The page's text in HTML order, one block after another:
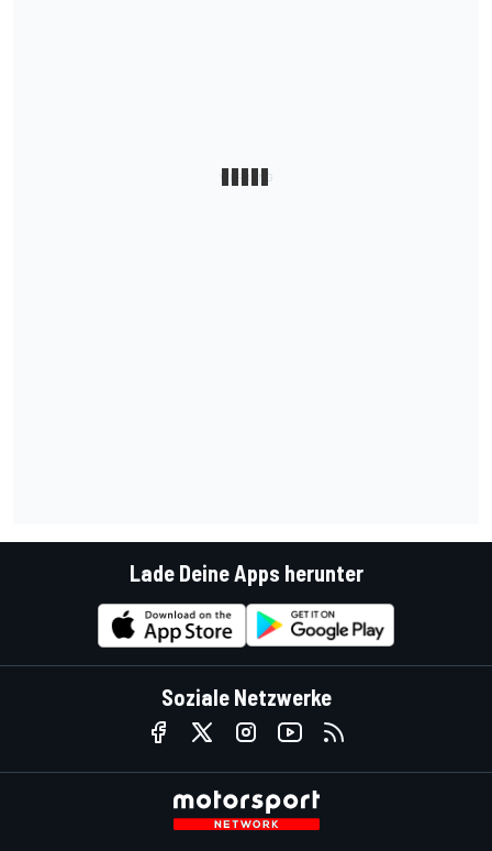
Lade Deine Apps herunter
Soziale Netzwerke